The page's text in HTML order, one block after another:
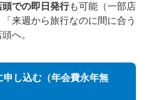
頭での即日発行も可能（一部店
来週から旅行なのに間に合う
へ。
申し込む（年会費永年無